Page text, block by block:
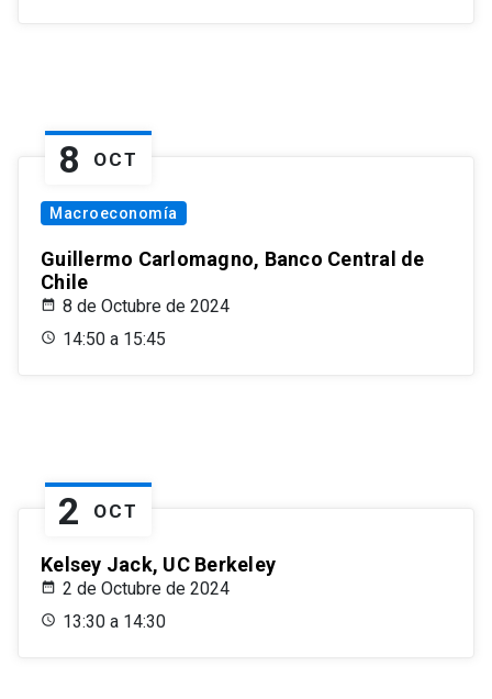
8 OCT
Macroeconomía
Guillermo Carlomagno, Banco Central de
Chile
8 de Octubre de 2024
14:50 a 15:45
2 OCT
Kelsey Jack, UC Berkeley
2 de Octubre de 2024
13:30 a 14:30